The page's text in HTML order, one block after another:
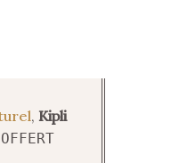
, Kipli